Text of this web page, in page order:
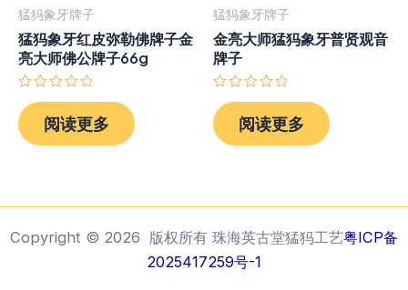
猛犸象牙牌子
猛犸象牙红皮弥勒佛牌子金
亮大师佛公牌子66g
评
分
0
&sol;
阅读更多
猛犸象牙牌子
金亮大师猛犸象牙普贤观音
牌子
评
分
0
&sol;
阅读更多
Copyright © 2026 版权所有 珠海英古堂猛犸工艺粤ICP备
2025417259号-1